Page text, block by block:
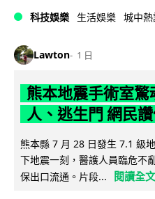
科技娛樂 生活娛樂 城中
Lawton 1 日
熊本地震手術室
人、逃生門 網民
熊本縣 7 月 28 日發生 7.1 級
下地震一刻，醫護人員臨危不
保出口流通。片段...
閱讀全文